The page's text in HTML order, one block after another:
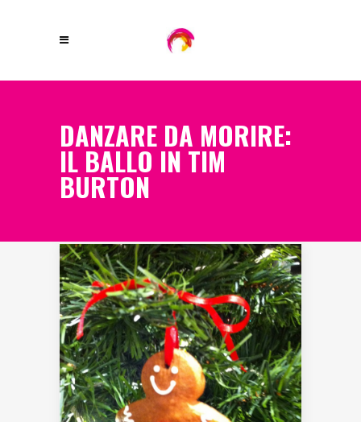
DANZARE DA MORIRE:
IL BALLO IN TIM
BURTON